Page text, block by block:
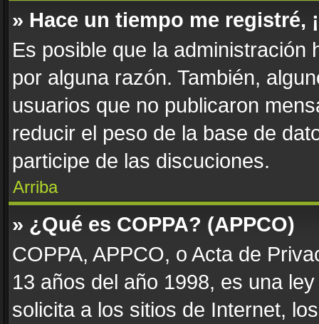
» Hace un tiempo me registré,
Es posible que la
por alguna razón. También,
usuarios que no publicaron
reducir el peso de la base de
participe de las discuciones.
Arriba
» ¿Qué es COPPA? (APPCO)
COPPA, APPCO, o Acta de
13 años del año 1998, es una
solicita a los sitios de Internet,